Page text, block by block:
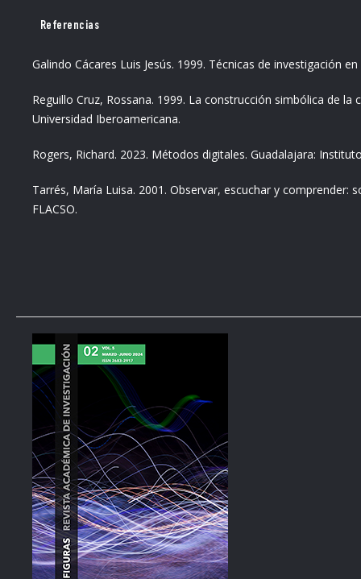
Referencias
Galindo Cácares Luis Jesús. 1999. Técnicas de investigación
Reguillo Cruz, Rossana. 1999. La construcción simbólica de
Universidad Iberoamericana.
Rogers, Richard. 2023. Métodos digitales. Guadalajara:
Tarrés, María Luisa. 2001. Observar, escuchar y
FLACSO.